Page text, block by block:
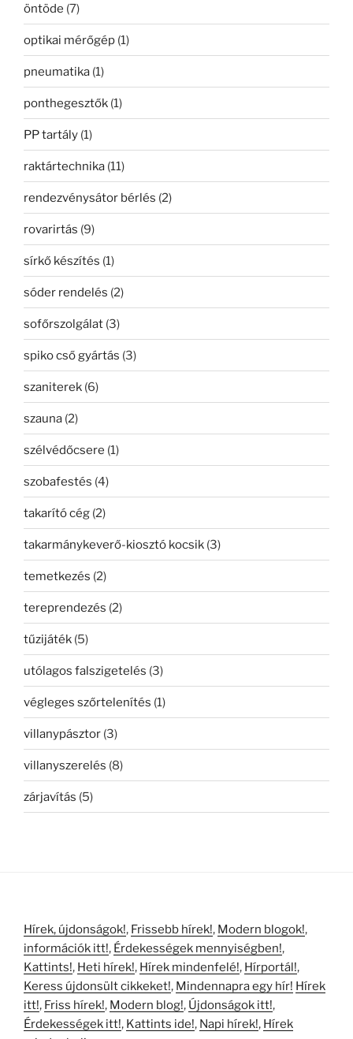
öntöde (7)
optikai mérőgép (1)
pneumatika (1)
ponthegesztők (1)
PP tartály (1)
raktártechnika (11)
rendezvénysátor bérlés (2)
rovarirtás (9)
sírkő készítés (1)
sóder rendelés (2)
sofőrszolgálat (3)
spiko cső gyártás (3)
szaniterek (6)
szauna (2)
szélvédőcsere (1)
szobafestés (4)
takarító cég (2)
takarmánykeverő-kiosztó kocsik (3)
temetkezés (2)
tereprendezés (2)
tűzijáték (5)
utólagos falszigetelés (3)
végleges szőrtelenítés (1)
villanypásztor (3)
villanyszerelés (8)
zárjavítás (5)
Hírek, újdonságok!, Frissebb hírek!, Modern blogok!,
információk itt!, Érdekességek mennyiségben!,
Kattints!, Heti hírek!, Hírek mindenfelé!, Hírportál!,
Keress újdonsült cikkeket!, Mindennapra egy hír! Hírek
itt!, Friss hírek!, Modern blog!, Újdonságok itt!,
Érdekességek itt!, Kattints ide!, Napi hírek!, Hírek